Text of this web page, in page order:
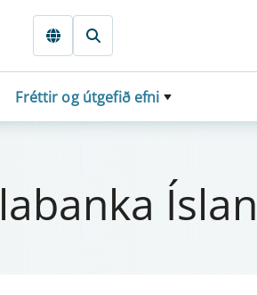
Fréttir og útgefið efni